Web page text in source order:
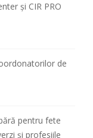
și CIR PRO
de
pentru fete
și profesiile